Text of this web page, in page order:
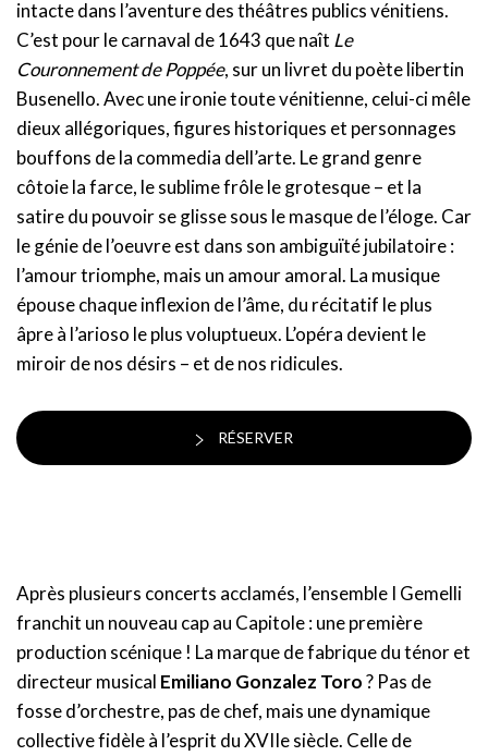
intacte dans l’aventure des théâtres publics vénitiens.
C’est pour le carnaval de 1643 que naît Le
Couronnement de Poppée, sur un livret du poète libertin
Busenello. Avec une ironie toute vénitienne, celui-ci mêle
dieux allégoriques, figures historiques et personnages
bouffons de la commedia dell’arte. Le grand genre
côtoie la farce, le sublime frôle le grotesque – et la
satire du pouvoir se glisse sous le masque de l’éloge. Car
le génie de l’oeuvre est dans son ambiguïté jubilatoire :
l’amour triomphe, mais un amour amoral. La musique
épouse chaque inflexion de l’âme, du récitatif le plus
âpre à l’arioso le plus voluptueux. L’opéra devient le
miroir de nos désirs – et de nos ridicules.
RÉSERVER
Après plusieurs concerts acclamés, l’ensemble I Gemelli
franchit un nouveau cap au Capitole : une première
production scénique ! La marque de fabrique du ténor et
directeur musical Emiliano Gonzalez Toro? Pas de
fosse d’orchestre, pas de chef, mais une dynamique
collective fidèle à l’esprit du XVIIe siècle. Celle de